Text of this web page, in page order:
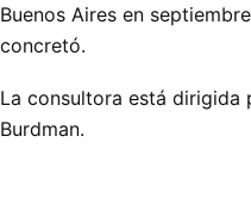
Buenos Aires en
concretó.
La consultora está dirigida
Burdman.